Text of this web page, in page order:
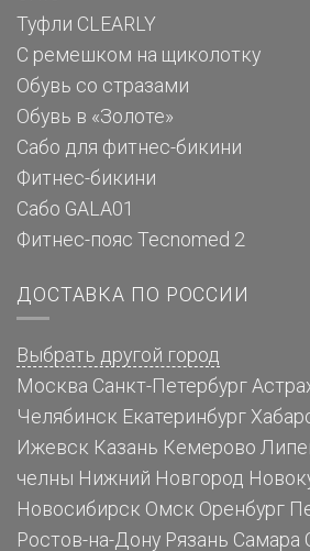
Туфли CLEARLY
С ремешком на щиколотку
Обувь со стразами
Обувь в «Золоте»
Сабо для фитнес-бикини
Фитнес-бикини
Сабо GALA01
Фитнес-пояс Tecnomed 2
ДОСТАВКА ПО РОССИИ
Выбрать другой город
Москва Санкт-Петербург
Челябинск Екатеринбург
Ижевск Казань Кемерово
челны Нижний Новгород
Новосибирск Омск Оренбург
Ростов-на-Дону Рязань Самара